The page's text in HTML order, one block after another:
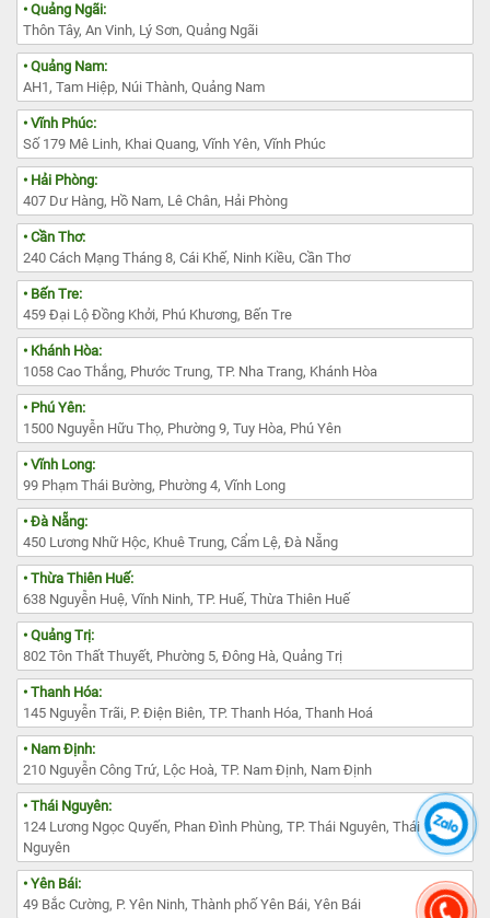
• Quảng Ngãi:
Thôn Tây, An Vinh, Lý Sơn, Quảng Ngãi
• Quảng Nam:
AH1, Tam Hiệp, Núi Thành, Quảng Nam
• Vĩnh Phúc:
Số 179 Mê Linh, Khai Quang, Vĩnh Yên, Vĩnh Phúc
• Hải Phòng:
407 Dư Hàng, Hồ Nam, Lê Chân, Hải Phòng
• Cần Thơ:
240 Cách Mạng Tháng 8, Cái Khế, Ninh Kiều, Cần Thơ
• Bến Tre:
459 Đại Lộ Đồng Khởi, Phú Khương, Bến Tre
• Khánh Hòa:
1058 Cao Thắng, Phước Trung, TP. Nha Trang, Khánh Hòa
• Phú Yên:
1500 Nguyễn Hữu Thọ, Phường 9, Tuy Hòa, Phú Yên
• Vĩnh Long:
99 Phạm Thái Bường, Phường 4, Vĩnh Long
• Đà Nẵng:
450 Lương Nhữ Hộc, Khuê Trung, Cẩm Lệ, Đà Nẵng
• Thừa Thiên Huế:
638 Nguyễn Huệ, Vĩnh Ninh, TP. Huế, Thừa Thiên Huế
• Quảng Trị:
802 Tôn Thất Thuyết, Phường 5, Đông Hà, Quảng Trị
• Thanh Hóa:
145 Nguyễn Trãi, P. Điện Biên, TP. Thanh Hóa, Thanh Hoá
• Nam Định:
210 Nguyễn Công Trứ, Lộc Hoà, TP. Nam Định, Nam Định
• Thái Nguyên:
124 Lương Ngọc Quyến, Phan Đình Phùng, TP. Thái Nguyên, Thái
Nguyên
• Yên Bái:
49 Bắc Cường, P. Yên Ninh, Thành phố Yên Bái, Yên Bái